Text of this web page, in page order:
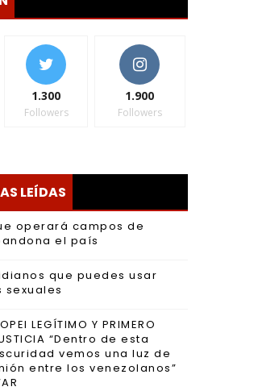
1.300
Followers
1.900
Followers
LEÍDAS
operará campos de
el país
que puedes usar
LEGÍTIMO Y PRIMERO
“Dentro de esta
vemos una luz de
entre los venezolanos”